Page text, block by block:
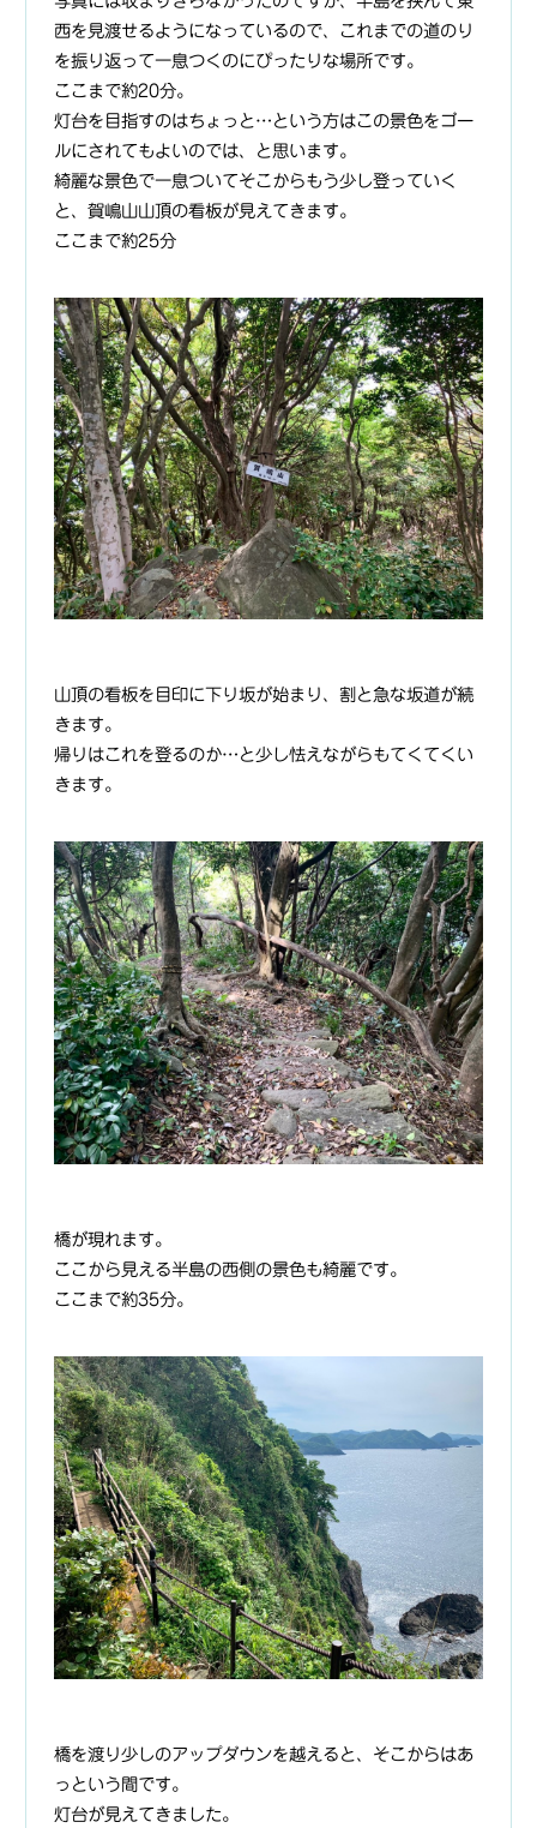
西を見渡せるようになっているので、これまでの道のり
を振り返って一息つくのにぴったりな場所です。
ここまで約20分。
灯台を目指すのはちょっと…という方はこの景色をゴー
ルにされてもよいのでは、と思います。
綺麗な景色で一息ついてそこからもう少し登っていく
と、賀嶋山山頂の看板が見えてきます。
ここまで約25分
山頂の看板を目印に下り坂が始まり、割と急な坂道が続
きます。
帰りはこれを登るのか…と少し怯えながらもてくてくい
きます。
橋が現れます。
ここから見える半島の西側の景色も綺麗です。
ここまで約35分。
橋を渡り少しのアップダウンを越えると、そこからはあ
っという間です。
灯台が見えてきました。